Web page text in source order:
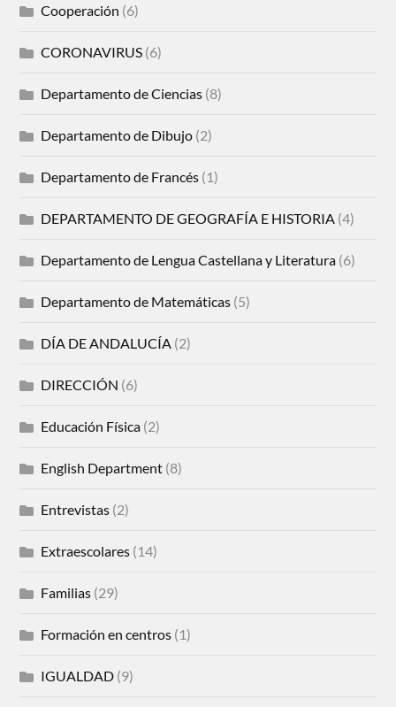
Cooperación (6)
CORONAVIRUS (6)
Departamento de Ciencias (8)
Departamento de Dibujo (2)
Departamento de Francés (1)
DEPARTAMENTO DE GEOGRAFÍA E HISTORIA (4)
Departamento de Lengua Castellana y Literatura (6)
Departamento de Matemáticas (5)
DÍA DE ANDALUCÍA (2)
DIRECCIÓN (6)
Educación Física (2)
English Department (8)
Entrevistas (2)
Extraescolares (14)
Familias (29)
Formación en centros (1)
IGUALDAD (9)